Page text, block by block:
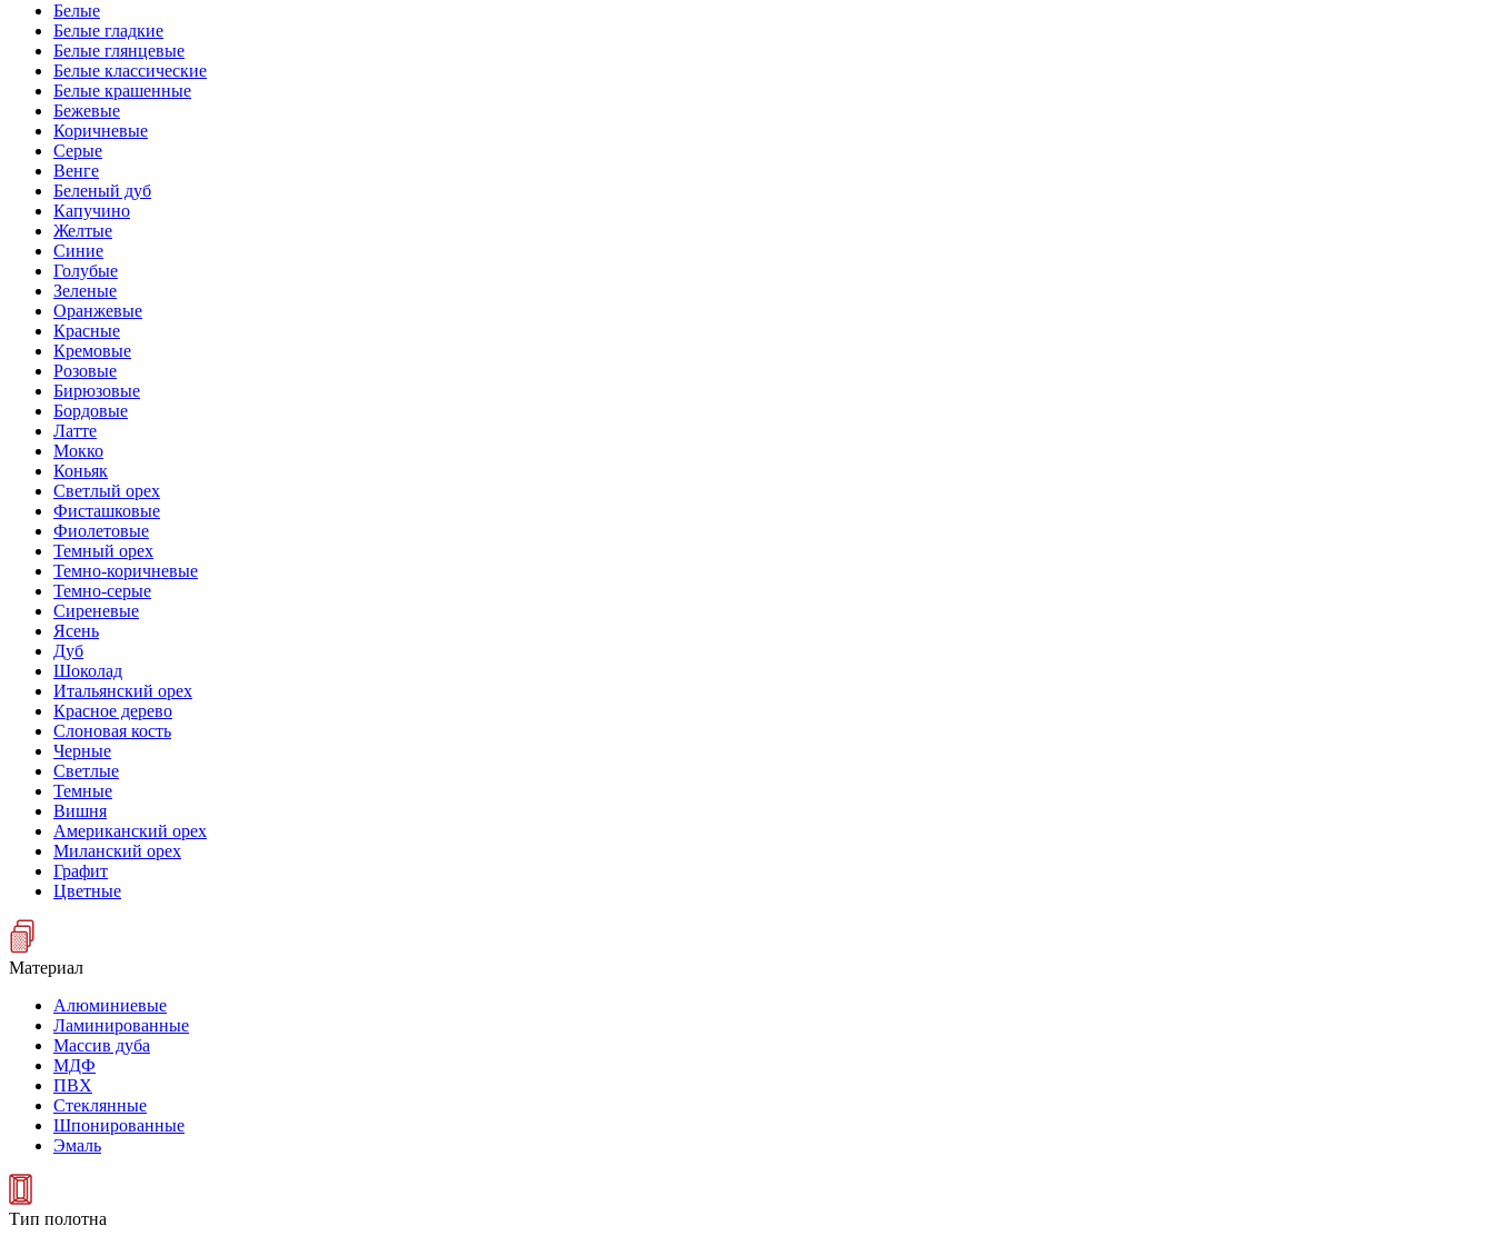
Белые
Белые гладкие
Белые глянцевые
Белые классические
Белые крашенные
Бежевые
Коричневые
Серые
Венге
Беленый дуб
Капучино
Желтые
Синие
Голубые
Зеленые
Оранжевые
Красные
Кремовые
Розовые
Бирюзовые
Бордовые
Латте
Мокко
Коньяк
Светлый орех
Фисташковые
Фиолетовые
Темный орех
Темно-коричневые
Темно-серые
Сиреневые
Ясень
Дуб
Шоколад
Итальянский орех
Красное дерево
Слоновая кость
Черные
Светлые
Темные
Вишня
Американский орех
Миланский орех
Графит
Цветные
Материал
Алюминиевые
Ламинированные
Массив дуба
МДФ
ПВХ
Стеклянные
Шпонированные
Эмаль
Тип полотна